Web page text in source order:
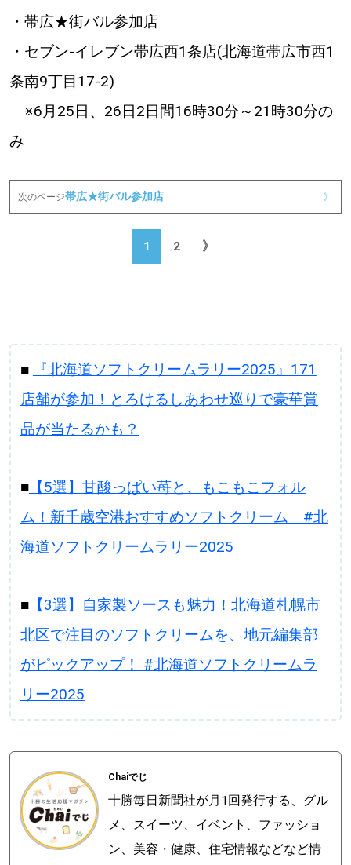
・帯広★街バル参加店
・セブン‐イレブン帯広西1条店(北海道帯広市西1
条南9丁目17-2)
※6月25日、26日2日間16時30分～21時30分の
み
次のページ帯広★街バル参加店 》
1 2 》
■
『北海道ソフトクリームラリー2025』171
店舗が参加！とろけるしあわせ巡りで豪華賞
品が当たるかも？
■【5選】甘酸っぱい苺と、もこもこフォル
ム！新千歳空港おすすめソフトクリーム #北
海道ソフトクリームラリー2025
■【3選】自家製ソースも魅力！北海道札幌市
北区で注目のソフトクリームを、地元編集部
がピックアップ！ #北海道ソフトクリームラ
リー2025
Chaiでじ
十勝毎日新聞社が月1回発行する、グル
メ、スイーツ、イベント、ファッショ
ン、美容・健康、住宅情報などなど情